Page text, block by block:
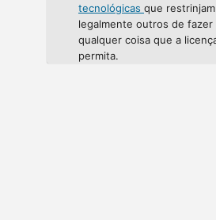
tecnológicas que restrinjam
legalmente outros de fazer
qualquer coisa que a
permita.